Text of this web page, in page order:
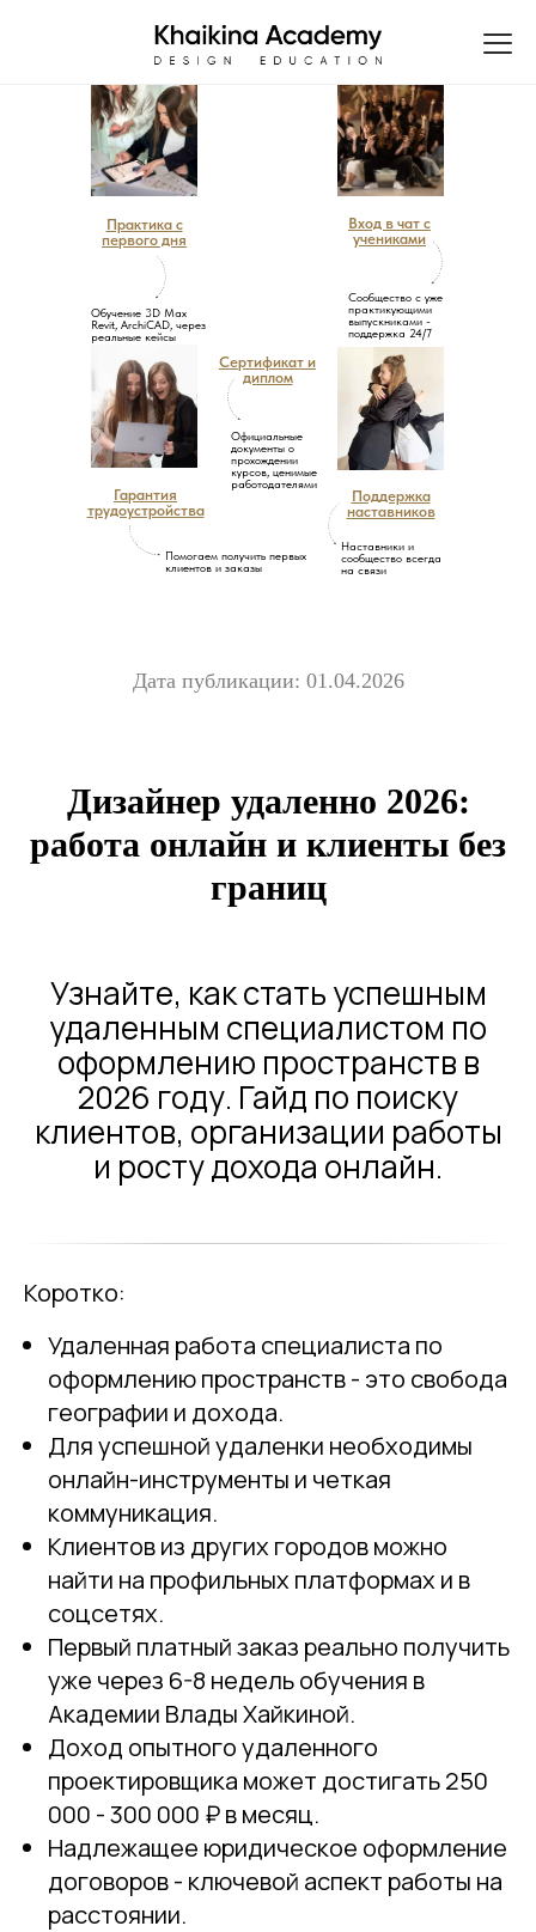
Гарантия
трудоустройства
Практика с
первого дня
Сертификат и
диплом
Поддержка
наставников
Вход в чат с
учениками
Помогаем получить первых
клиентов и заказы
Официальные
документы о
прохождении
курсов, ценимые
работодателями
Наставники и
сообщество всегда
на связи
Обучение 3D Max
Revit, ArchiCAD, через
реальные кейсы
Сообщество с уже
практикующими
выпускниками -
поддержка 24/7
Дата публикации: 01.04.2026
Дизайнер удаленно 2026:
работа онлайн и клиенты без
границ
Узнайте, как стать успешным
удаленным специалистом по
оформлению пространств в
2026 году. Гайд по поиску
клиентов, организации работы
и росту дохода онлайн.
Коротко:
Удаленная работа специалиста по
оформлению пространств - это свобода
географии и дохода.
Для успешной удаленки необходимы
онлайн-инструменты и четкая
коммуникация.
Клиентов из других городов можно
найти на профильных платформах и в
соцсетях.
Первый платный заказ реально получить
уже через 6-8 недель обучения в
Академии Влады Хайкиной.
Доход опытного удаленного
проектировщика может достигать 250
000 - 300 000 ₽ в месяц.
Надлежащее юридическое оформление
договоров - ключевой аспект работы на
расстоянии.